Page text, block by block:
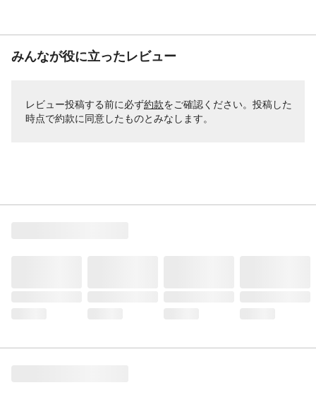
みんなが役に立ったレビュー
レビュー投稿する前に必ず約款をご確認ください。投稿した
時点で約款に同意したものとみなします。